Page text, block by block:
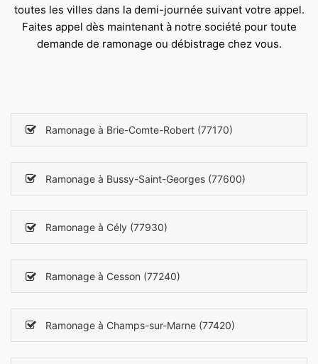
toutes les villes dans la demi-journée suivant votre appel.
Faites appel dès maintenant à notre société pour toute
demande de ramonage ou débistrage chez vous.
Ramonage à Brie-Comte-Robert (77170)
Ramonage à Bussy-Saint-Georges (77600)
Ramonage à Cély (77930)
Ramonage à Cesson (77240)
Ramonage à Champs-sur-Marne (77420)